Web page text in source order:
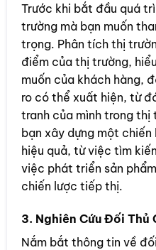
Trước khi bắt đầu quá
trường mà bạn muốn
trọng. Phân tích thị
điểm của thị trường,
muốn của khách hàng,
ro có thể xuất hiện, từ
tranh của mình trong
bạn xây dựng một
hiệu quả, từ việc tìm
việc phát triển sản
chiến lược tiếp thị.
3. Nghiên Cứu Đối Thủ
Nắm bắt thông tin về